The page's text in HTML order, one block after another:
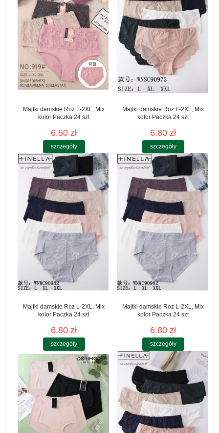
Majtki damskie Roz L-2XL, Mix
kolor Paczka 24 szt
6.50 zł
szczegóły
Majtki damskie Roz L-2XL, Mix
kolor Paczka 24 szt
6.80 zł
szczegóły
Majtki damskie Roz L-2XL, Mix
kolor Paczka 24 szt
6.80 zł
szczegóły
Majtki damskie Roz L-2XL, Mix
kolor Paczka 24 szt
6.80 zł
szczegóły